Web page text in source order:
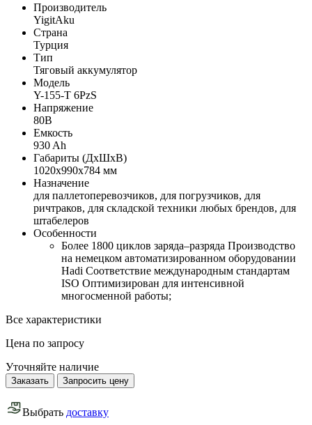
Производитель
YigitAku
Страна
Турция
Тип
Тяговый аккумулятор
Модель
Y-155-T 6PzS
Напряжение
80В
Емкость
930 Ah
Габариты (ДхШхВ)
1020х990х784 мм
Назначение
для паллетоперевозчиков, для погрузчиков, для
ричтраков, для складской техники любых брендов, для
штабелеров
Особенности
Более 1800 циклов заряда–разряда Производство
на немецком автоматизированном оборудовании
Hadi Соответствие международным стандартам
ISO Оптимизирован для интенсивной
многосменной работы;
Все характеристики
Цена по запросу
Уточняйте наличие
Заказать Запросить цену
Выбрать доставку